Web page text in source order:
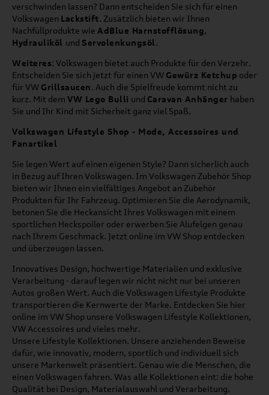
verschwinden lassen? Dann entscheiden Sie sich für einen
Volkswagen Lackstift. Zusätzlich bieten wir Ihnen
Nachfüllprodukte wie AdBlue Harnstofflösung,
Hydrauliköl und Servolenkungsöl.
Weiteres: Volkswagen bietet auch Produkte für den Verzehr.
Entscheiden Sie sich jetzt für einen VW Gewürz Ketchup oder
für VW Grillsaucen. Auch die Spielfreude kommt nicht zu
kurz. Mit dem VW Lego Bulli und Caravan Anhänger haben
Sie und Ihr Kind mit Sicherheit ganz viel Spaß.
Volkswagen Lifestyle Shop - Mode, Accessoires und
Fanartikel
Sie legen Wert auf einen eigenen Style? Dann sicherlich auch
in Bezug auf Ihren Volkswagen. Im Volkswagen Zubehör Shop
bieten wir Ihnen ein vielfältiges Angebot an Zubehör
Produkten für Ihr Fahrzeug. Optimieren Sie die Aerodynamik,
betonen Sie die Heckansicht Ihres Volkswagen mit einem
sportlichen Heckspoiler oder erwerben Sie Alufelgen genau
nach Ihrem Geschmack. Jetzt online im VW Shop entdecken
und überzeugen lassen.
Innovatives Design, hochwertige Materialien und exklusive
Verarbeitung - darauf legen wir nicht nicht nur bei unseren
Autos großen Wert. Auch die Volkswagen Lifestyle Produkte
transportieren die Kernwerte der Marke. Entdecken Sie hier
online im VW Shop unsere Volkswagen Lifestyle Kollektionen,
VW Accessoires und vieles mehr.
Unsere Lifestyle Kollektionen. Unsere anziehenden Beweise
dafür, wie innovativ, modern, sportlich und individuell sich
unsere Markenwelt präsentiert. Genau wie die Menschen, die
einen Volkswagen fahren. Was alle Kollektionen eint: die hohe
Qualität bei Design, Materialauswahl und Verarbeitung.